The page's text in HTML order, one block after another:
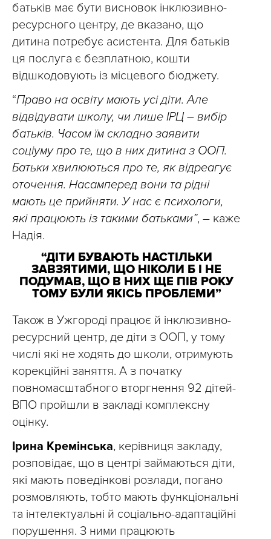
батьків має бути висновок інклюзивно-
ресурсного центру, де вказано, що
дитина потребує асистента. Для батьків
ця послуга є безплатною, кошти
відшкодовують із місцевого бюджету.
“Право на освіту мають усі діти. Але
відвідувати школу, чи лише ІРЦ – вибір
батьків. Часом їм складно заявити
соціуму про те, що в них дитина з ООП.
Батьки хвилюються про те, як відреагує
оточення. Насамперед вони та рідні
мають це прийняти. У нас є психологи,
які працюють із такими батьками”, – каже
Надія.
“ДІТИ БУВАЮТЬ НАСТІЛЬКИ
ЗАВЗЯТИМИ, ЩО НІКОЛИ Б І НЕ
ПОДУМАВ, ЩО В НИХ ЩЕ ПІВ РОКУ
ТОМУ БУЛИ ЯКІСЬ ПРОБЛЕМИ”
Також в Ужгороді працює й інклюзивно-
ресурсний центр, де діти з ООП, у тому
числі які не ходять до школи, отримують
корекційні заняття. А з початку
повномасштабного вторгнення 92 дітей-
ВПО пройшли в закладі комплексну
оцінку.
Ірина Кремінська, керівниця закладу,
розповідає, що в центрі займаються діти,
які мають поведінкові розлади, погано
розмовляють, тобто мають функціональні
та інтелектуальні й соціально-адаптаційні
порушення. З ними працюють